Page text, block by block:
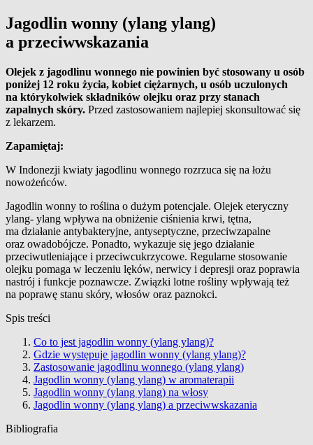
Jagodlin wonny (ylang ylang)
a przeciwwskazania
Olejek z jagodlinu wonnego nie powinien być stosowany u osób
poniżej 12 roku życia, kobiet ciężarnych, u osób uczulonych
na którykolwiek składników olejku oraz przy stanach
zapalnych skóry. Przed zastosowaniem najlepiej skonsultować się
z lekarzem.
Zapamiętaj:
W Indonezji kwiaty jagodlinu wonnego rozrzuca się na łożu
nowożeńców.
Jagodlin wonny to roślina o dużym potencjale. Olejek eteryczny
ylang- ylang wpływa na obniżenie ciśnienia krwi, tętna,
ma działanie antybakteryjne, antyseptyczne, przeciwzapalne
oraz owadobójcze. Ponadto, wykazuje się jego działanie
przeciwutleniające i przeciwcukrzycowe. Regularne stosowanie
olejku pomaga w leczeniu lęków, nerwicy i depresji oraz poprawia
nastrój i funkcje poznawcze. Związki lotne rośliny wpływają też
na poprawę stanu skóry, włosów oraz paznokci.
Spis treści
Co to jest jagodlin wonny (ylang ylang)?
Gdzie występuje jagodlin wonny (ylang ylang)?
Zastosowanie jagodlinu wonnego (ylang ylang)
Jagodlin wonny (ylang ylang) w aromaterapii
Jagodlin wonny (ylang ylang) na włosy
Jagodlin wonny (ylang ylang) a przeciwwskazania
Bibliografia